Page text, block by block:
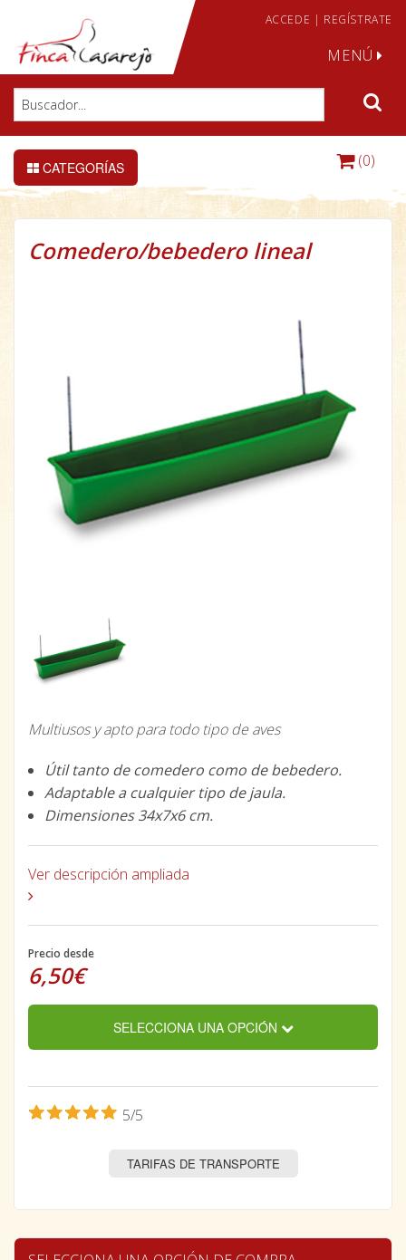
ACCEDE | REGÍSTRATE
MENÚ
CATEGORÍAS (0)
Comedero/bebedero lineal
Multiusos y apto para todo tipo de aves
Útil tanto de comedero como de bebedero.
Adaptable a cualquier tipo de jaula.
Dimensiones 34x7x6 cm.
Ver descripción ampliada
Precio desde
6,50€
SELECCIONA UNA OPCIÓN
5/5
TARIFAS DE TRANSPORTE